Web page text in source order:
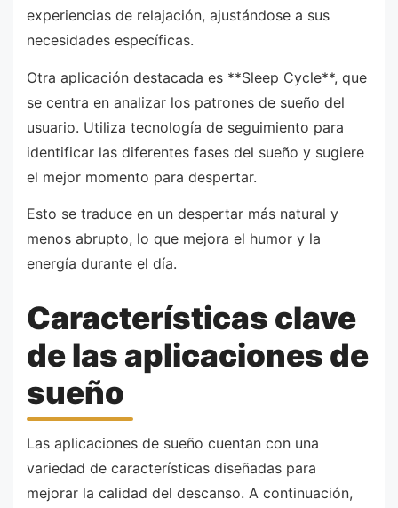
experiencias de relajación, ajustándose a sus
necesidades específicas.
Otra aplicación destacada es **Sleep Cycle**, que
se centra en analizar los patrones de sueño del
usuario. Utiliza tecnología de seguimiento para
identificar las diferentes fases del sueño y sugiere
el mejor momento para despertar.
Esto se traduce en un despertar más natural y
menos abrupto, lo que mejora el humor y la
energía durante el día.
Características clave
de las aplicaciones de
sueño
Las aplicaciones de sueño cuentan con una
variedad de características diseñadas para
mejorar la calidad del descanso. A continuación,